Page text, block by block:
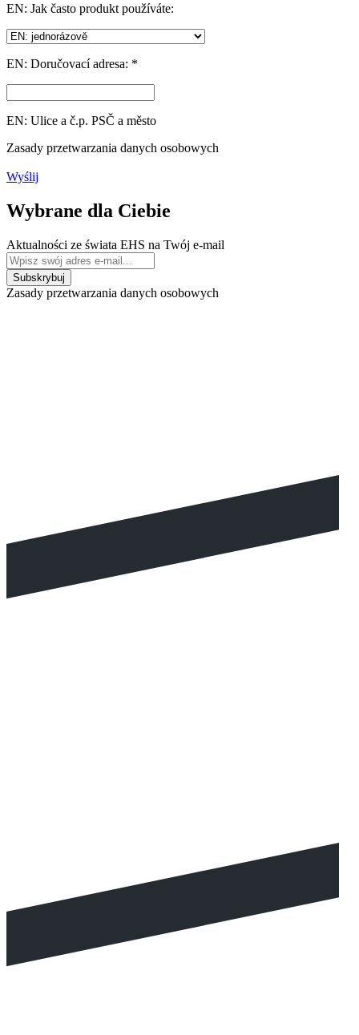
EN: Jak často produkt používáte:
EN: Doručovací adresa: *
EN: Ulice a č.p. PSČ a město
Zasady przetwarzania danych osobowych
Wyślij
Wybrane dla Ciebie
Aktualności ze świata EHS na Twój e-mail
Zasady przetwarzania danych osobowych